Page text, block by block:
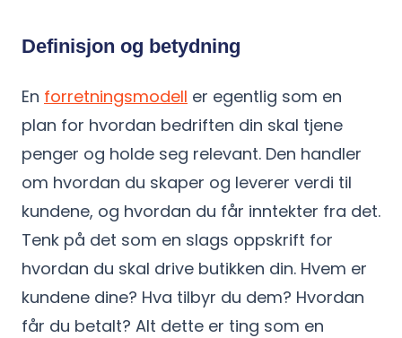
Definisjon og betydning
En forretningsmodell er egentlig som en
plan for hvordan bedriften din skal tjene
penger og holde seg relevant. Den handler
om hvordan du skaper og leverer verdi til
kundene, og hvordan du får inntekter fra det.
Tenk på det som en slags oppskrift for
hvordan du skal drive butikken din. Hvem er
kundene dine? Hva tilbyr du dem? Hvordan
får du betalt? Alt dette er ting som en